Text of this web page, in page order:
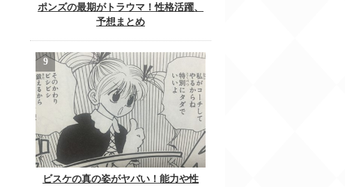
ポンズの最期がトラウマ！性格活躍、
予想まとめ
ビスケの真の姿がヤバい！能力や性